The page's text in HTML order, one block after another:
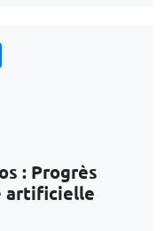
: Progrès
artificielle